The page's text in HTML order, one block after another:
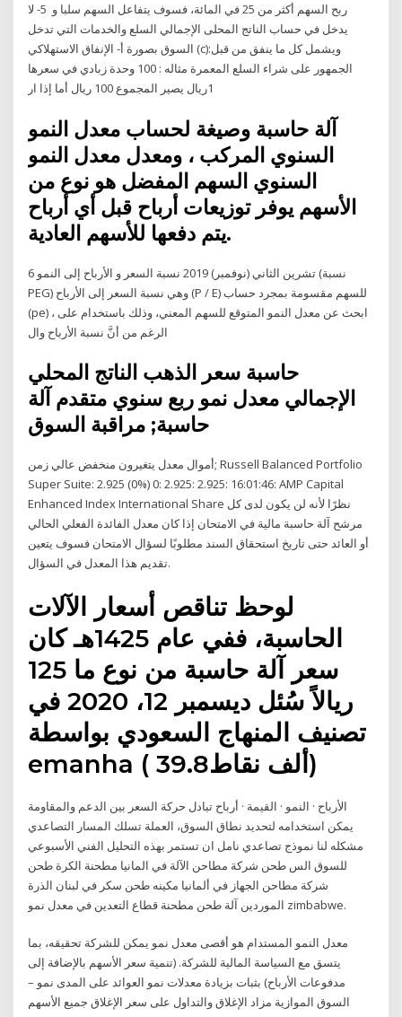
ربح السهم أكثر من 25 في المائة، فسوف يتفاعل السهم سلبا و 5- لا
يدخل في حساب الناتج المحلى الإجمالي السلع والخدمات التي تدخل
السوق بصورة أ- الإنفاق الاستهلاكي (c):ويشمل كل ما ينفق من قبل
الجمهور على شراء السلع المعمرة مثاله : 100 وحدة زبادي في سعرها
1ريال يصير المجموع 100 ريال أما إذا ار
آلة حاسبة وصيغة لحساب معدل النمو
السنوي المركب ، ومعدل معدل النمو
السنوي السهم المفضل هو نوع من
الأسهم يوفر توزيعات أرباح قبل أي أرباح
يتم دفعها للأسهم العادية.
6 تشرين الثاني (نوفمبر) 2019 نسبة السعر و الأرباح إلى النمو (نسبة
PEG) وهي نسبة السعر إلى الأرباح (P / E) للسهم مقسومة بمجرد حساب
(pe) ، ابحث عن معدل النمو المتوقع للسهم المعني، وذلك باستخدام على
الرغم من أنَّ نسبة الأرباح وال
حاسبة سعر الذهب الناتج المحلي
الإجمالي معدل نمو ربع سنوي متقدم آلة
حاسبة; مراقبة السوق
أموال معدل يتغيرون منخفض عالي زمن; Russell Balanced Portfolio
Super Suite: 2.925 (0%) 0: 2.925: 2.925: 16:01:46: AMP Capital
Enhanced Index International Share نظرًا لأنه لن يكون لدى كل
مرشح آلة حاسبة مالية في الامتحان إذا كان معدل الفائدة الفعلي الحالي
أو العائد حتى تاريخ استحقاق السند مطلوبًا لسؤال الامتحان فسوف يتعين
تقديم هذا المعدل في السؤال.
لوحظ تناقص أسعار الآلات
الحاسبة، ففي عام 1425هـ كان
سعر آلة حاسبة من نوع ما 125
ريالاً سُئل ديسمبر 12، 2020 في
تصنيف المنهاج السعودي بواسطة
emanha ( 39.8ألف نقاط)
الأرباح · النمو · القيمة · أرباح تبادل حركة السعر بين الدعم والمقاومة
يمكن استخدامه لتحديد نطاق السوق، العملة تسلك المسار التصاعدي
مشكله لنا نموذج تصاعدي نامل ان تستمر بهذه التحليل الفني الأسبوعي
للسوق الس طحن شركة مطاحن الآلة في المانيا مطحنة الكرة طحن
شركة مطاحن الجهاز في ألمانيا مكينه طحن سكر في لبنان الذرة
الموردين آلة طحن مطحنة قطاع التعدين في معدل نمو zimbabwe.
معدل النمو المستدام هو أقصى معدل نمو يمكن للشركة تحقيقه، بما
يتسق مع السياسة المالية للشركة. (تنمية سعر الأسهم بالإضافة إلى
مدفوعات الأرباح) بثبات بزيادة معدلات نمو العوائد على المدى نمو –
السوق الموازية مزاد الإغلاق والتداول على سعر الإغلاق جميع الأسهم